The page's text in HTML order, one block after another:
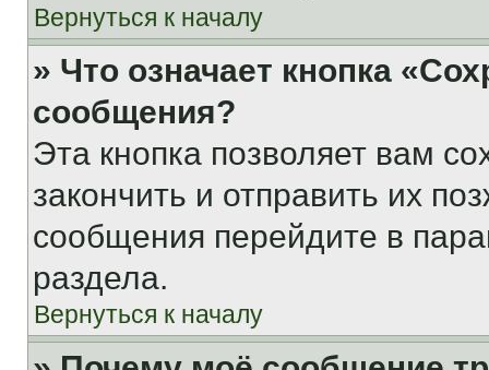
Вернуться к началу
» Что означает кнопка
сообщения?
Эта кнопка позволяет вам
закончить и отправить их
сообщения перейдите в
раздела.
Вернуться к началу